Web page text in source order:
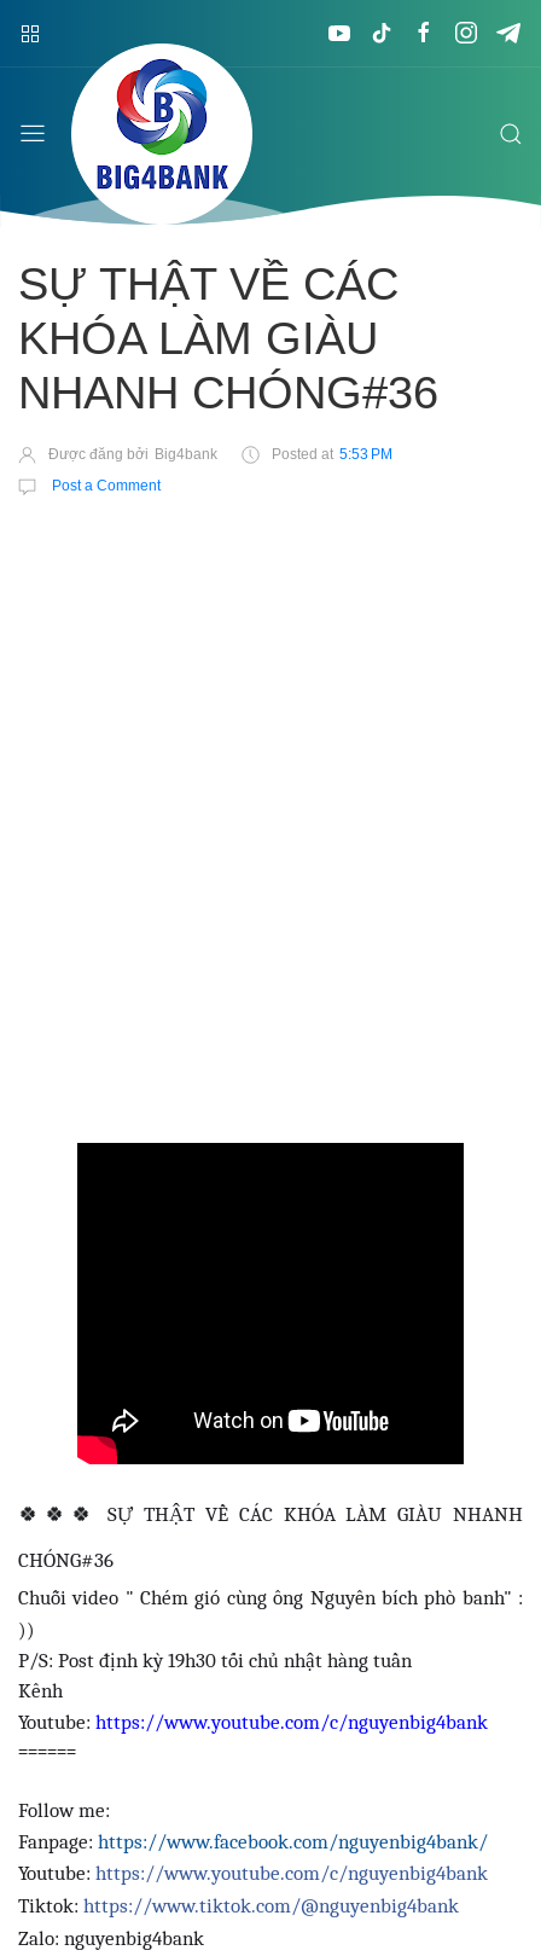
SỰ THẬT VỀ CÁC
KHÓA LÀM GIÀU
NHANH CHÓNG#36
Được đăng bởi Big4bank Posted at 5:53 PM
Post a Comment
🍀🍀🍀
SỰ THẬT VỀ CÁC KHÓA LÀM GIÀU NHANH
CHÓNG#36
Chuỗi video " Chém gió cùng ông Nguyên bích phò banh" :
))
P/S: Post định kỳ 19h30 tối chủ nhật hàng tuần
Kênh
Youtube: https://www.youtube.com/c/nguyenbig4bank
======
Follow me:
Fanpage: https://www.facebook.com/nguyenbig4bank/
Youtube: https://www.youtube.com/c/nguyenbig4bank
Tiktok: https://www.tiktok.com/@nguyenbig4bank
Zalo: nguyenbig4bank